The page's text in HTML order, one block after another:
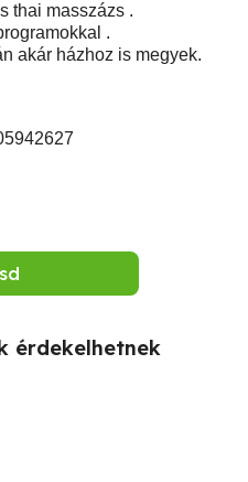
thai masszázs .
.
akár házhoz is megyek.
érdekelhetnek